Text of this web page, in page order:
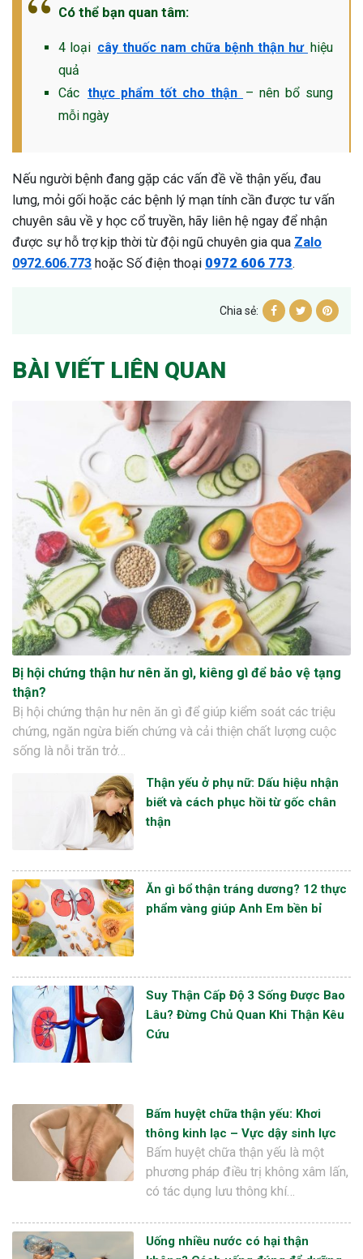
Có thể bạn quan tâm:
4 loại cây thuốc nam chữa bệnh thận hư hiệu
quả
Các thực phẩm tốt cho thận – nên bổ sung
mỗi ngày
Nếu người bệnh đang gặp các vấn đề về thận yếu, đau
lưng, mỏi gối hoặc các bệnh lý mạn tính cần được tư vấn
chuyên sâu về y học cổ truyền, hãy liên hệ ngay để nhận
được sự hỗ trợ kịp thời từ đội ngũ chuyên gia qua Zalo
0972.606.773 hoặc Số điện thoại 0972 606 773.
Chia sẻ:
BÀI VIẾT LIÊN QUAN
Bị hội chứng thận hư nên ăn gì, kiêng gì để bảo vệ tạng
thận?
Bị hội chứng thận hư nên ăn gì để giúp kiểm soát các triệu
chứng, ngăn ngừa biến chứng và cải thiện chất lượng cuộc
sống là nỗi trăn trở…
Thận yếu ở phụ nữ: Dấu hiệu nhận
biết và cách phục hồi từ gốc chân
thận
Ăn gì bổ thận tráng dương? 12 thực
phẩm vàng giúp Anh Em bền bỉ
Suy Thận Cấp Độ 3 Sống Được Bao
Lâu? Đừng Chủ Quan Khi Thận Kêu
Cứu
Bấm huyệt chữa thận yếu: Khơi
thông kinh lạc – Vực dậy sinh lực
Bấm huyệt chữa thận yếu là một
phương pháp điều trị không xâm lấn,
có tác dụng lưu thông khí…
Uống nhiều nước có hại thận